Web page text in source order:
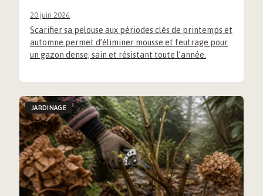
20 juin 2026
Scarifier sa pelouse aux périodes clés de printemps et
automne permet d’éliminer mousse et feutrage pour
un gazon dense, sain et résistant toute l’année.
JARDINAGE